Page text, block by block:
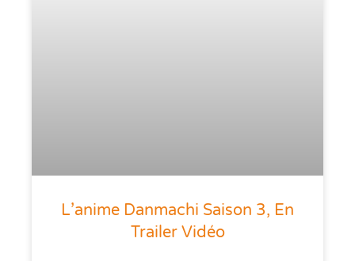
L’anime Danmachi Saison 3, En
Trailer Vidéo